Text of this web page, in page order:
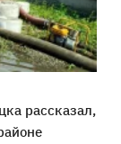
рассказал,